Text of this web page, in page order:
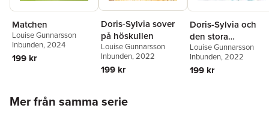
Matchen
Louise Gunnarsson
Inbunden, 2024
199 kr
Doris-Sylvia sover
på höskullen
Louise Gunnarsson
Inbunden, 2022
199 kr
Doris-Sylvia och
den stora
skidtävlingen
Louise Gunnarsson
Inbunden, 2022
199 kr
Mer från samma serie